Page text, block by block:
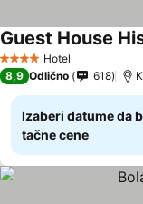
4 ZvezdiceHotel
Guest House
8,9 Odlično 618
Izaberi datume da
tačne cene